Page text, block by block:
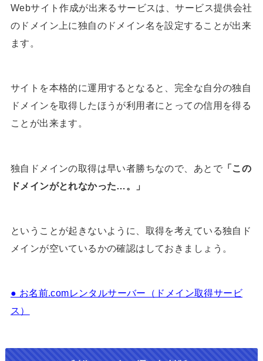
Webサイト作成が出来るサービスは、サービス提供会社
のドメイン上に独自のドメイン名を設定することが出来
ます。
サイトを本格的に運用するとなると、完全な自分の独自
ドメインを取得したほうが利用者にとっての信用を得る
ことが出来ます。
独自ドメインの取得は早い者勝ちなので、あとで「この
ドメインがとれなかった…。」
ということが起きないように、取得を考えている独自ド
メインが空いているかの確認はしておきましょう。
● お名前.comレンタルサーバー（ドメイン取得サービ
ス）